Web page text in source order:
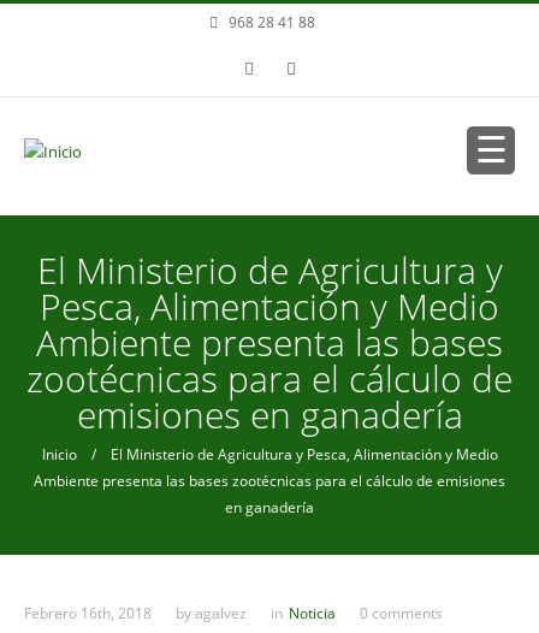
Pasar al contenido principal 968 28 41 88
El Ministerio de Agricultura y
Pesca, Alimentación y Medio
Ambiente presenta las bases
zootécnicas para el cálculo de
emisiones en ganadería
Inicio/ El Ministerio de Agricultura y Pesca, Alimentación y Medio
Ambiente presenta las bases zootécnicas para el cálculo de emisiones
en ganadería
Febrero 16th, 2018 byagalvez in Noticia 0 comments